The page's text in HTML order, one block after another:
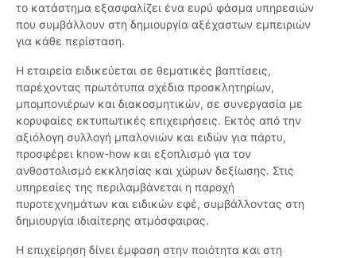
το κατάστημα εξασφαλίζει ένα ευρύ φάσμα υπηρεσιών
που συμβάλλουν στη δημιουργία αξέχαστων εμπειριών
για κάθε περίσταση.
Η εταιρεία ειδικεύεται σε θεματικές βαπτίσεις,
παρέχοντας πρωτότυπα σχέδια προσκλητηρίων,
μπομπονιέρων και διακοσμητικών, σε συνεργασία με
κορυφαίες εκτυπωτικές επιχειρήσεις. Εκτός από την
αξιόλογη συλλογή μπαλονιών και ειδών για πάρτυ,
προσφέρει know-how και εξοπλισμό για τον
ανθοστολισμό εκκλησίας και χώρων δεξίωσης. Στις
υπηρεσίες της περιλαμβάνεται η παροχή
πυροτεχνημάτων και ειδικών εφέ, συμβάλλοντας στη
δημιουργία ιδιαίτερης ατμόσφαιρας.
Η επιχείρηση δίνει έμφαση στην ποιότητα και στη